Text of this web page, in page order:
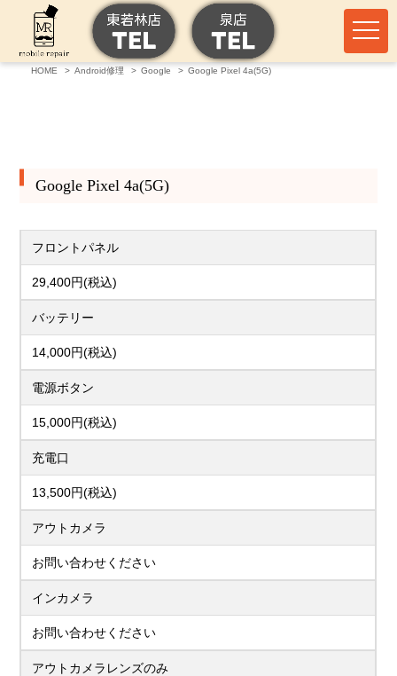
HOME Android修理 Google Google Pixel 4a(5G)
Google Pixel 4a(5G)
フロントパネル
29,400円(税込)
バッテリー
14,000円(税込)
電源ボタン
15,000円(税込)
充電口
13,500円(税込)
アウトカメラ
お問い合わせください
インカメラ
お問い合わせください
アウトカメラレンズのみ